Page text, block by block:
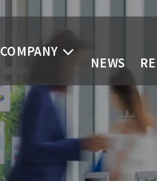
COMPANY
NEWS